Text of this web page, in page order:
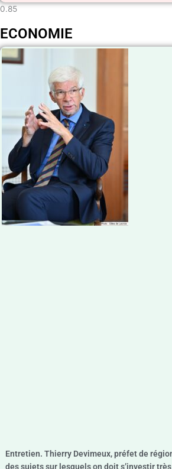
ECONOMIE
Entretien. Thierry Devimeux, préfet de
des sujets sur lesquels on doit s’investir